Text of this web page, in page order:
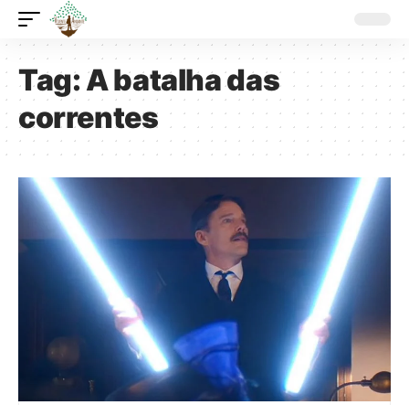
Tag:A batalha das
correntes